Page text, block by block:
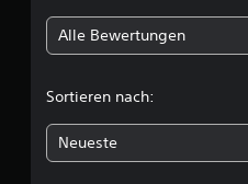
Alle Bewertungen
Sortieren nach:
Neueste